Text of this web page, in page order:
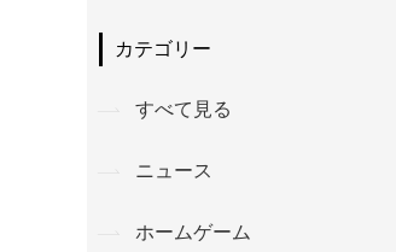
カテゴリー
すべて見る
ニュース
ホームゲーム